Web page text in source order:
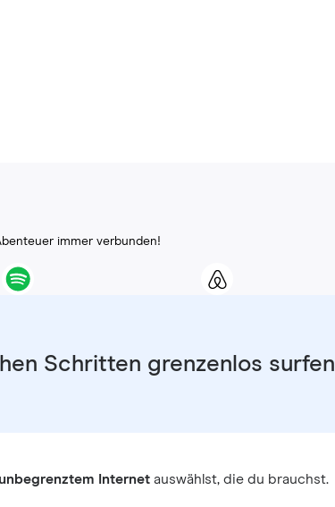
immer verbunden!
Schritten grenzenlos surfen
unbegrenztem Internet auswählst, die du brauchst.